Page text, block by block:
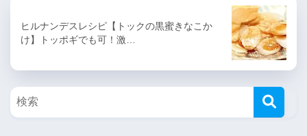
ヒルナンデスレシピ【トックの黒蜜きなこか
け】トッポギでも可！激…